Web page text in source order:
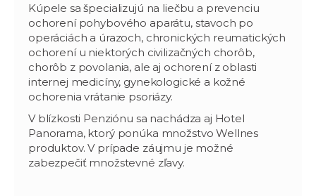
Kúpele sa špecializujú na liečbu a prevenciu
ochorení pohybového aparátu, stavoch po
operáciách a úrazoch, chronických reumatických
ochorení u niektorých civilizačných chorôb,
chorôb z povolania, ale aj ochorení z oblasti
internej medicíny, gynekologické a kožné
ochorenia vrátanie psoriázy.
V blízkosti Penziónu sa nachádza aj Hotel
Panorama, ktorý ponúka množstvo Wellnes
produktov. V prípade záujmu je možné
zabezpečiť množstevné zľavy.